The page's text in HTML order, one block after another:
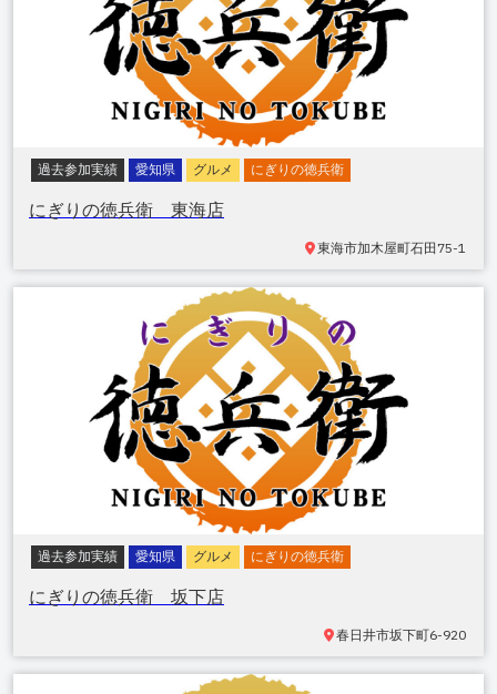
過去参加実績 愛知県 グルメ にぎりの徳兵衛
にぎりの徳兵衛 東海店
東海市加木屋町石田75-1
過去参加実績 愛知県 グルメ にぎりの徳兵衛
にぎりの徳兵衛 坂下店
春日井市坂下町6-920